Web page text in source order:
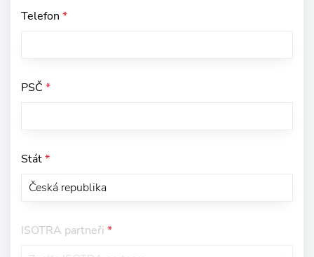
Telefon *
PSČ *
Stát*
ISOTRA partneři *